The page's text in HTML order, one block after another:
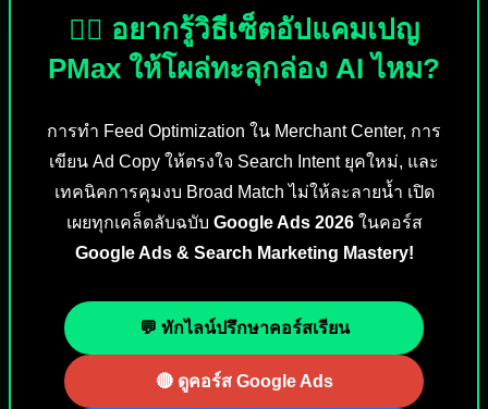
🕵️‍♂️ อยากรู้วิธีเซ็ตอัปแคมเปญ
PMax ให้โผล่ทะลุกล่อง AI ไหม?
การทำ Feed Optimization ใน Merchant Center, การ
เขียน Ad Copy ให้ตรงใจ Search Intent ยุคใหม่, และ
เทคนิคการคุมงบ Broad Match ไม่ให้ละลายน้ำ เปิด
เผยทุกเคล็ดลับฉบับ Google Ads 2026ในคอร์ส
Google Ads & Search Marketing Mastery!
💬 ทักไลน์ปรึกษาคอร์สเรียน
🔴 ดูคอร์ส Google Ads